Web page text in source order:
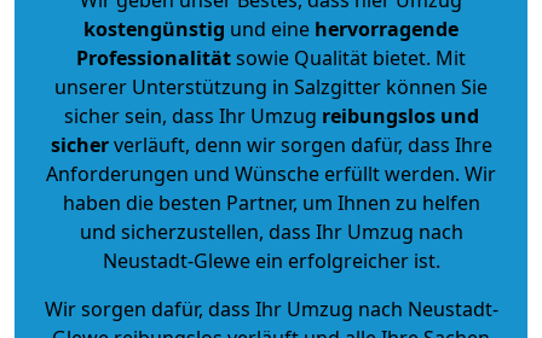
kostengünstig und eine hervorragende
Professionalitätsowie Qualität bietet. Mit
unserer Unterstützung in Salzgitter können Sie
sicher sein, dass Ihr Umzug reibungslos und
sicherverläuft, denn wir sorgen dafür, dass Ihre
Anforderungen und Wünsche erfüllt werden. Wir
haben die besten Partner, um Ihnen zu helfen
und sicherzustellen, dass Ihr Umzug nach
Neustadt-Glewe ein erfolgreicher ist.
Wir sorgen dafür, dass Ihr Umzug nach Neustadt-